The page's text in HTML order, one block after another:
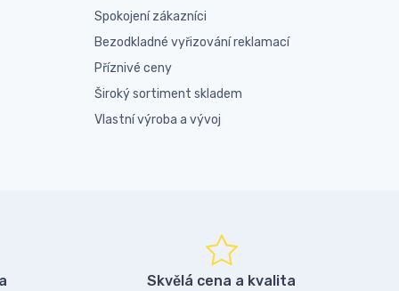
Spokojení zákazníci
Bezodkladné vyřizování reklamací
Příznivé ceny
Široký sortiment skladem
Vlastní výroba a vývoj
Skvělá cena a kvalita